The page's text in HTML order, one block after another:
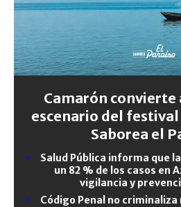
Camarón convierte
escenario del
Saborea el
Salud Pública informa que
un 82 % de los casos en
vigilancia y
Código Penal no